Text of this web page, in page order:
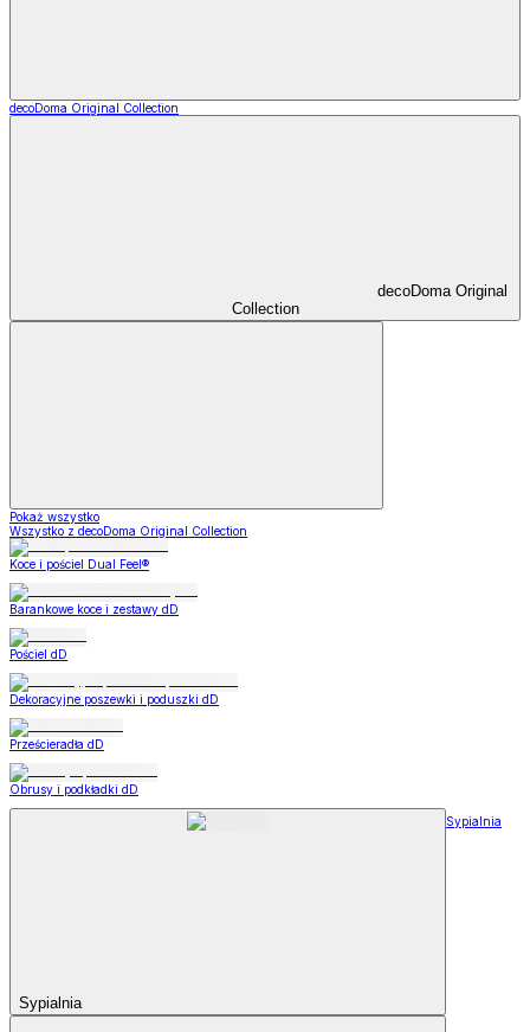
decoDoma Original Collection
decoDoma Original
Collection
Pokaż wszystko
Wszystko z decoDoma Original Collection
Koce i pościel Dual Feel®
Barankowe koce i zestawy dD
Pościel dD
Dekoracyjne poszewki i poduszki dD
Prześcieradła dD
Obrusy i podkładki dD
Sypialnia
Sypialnia